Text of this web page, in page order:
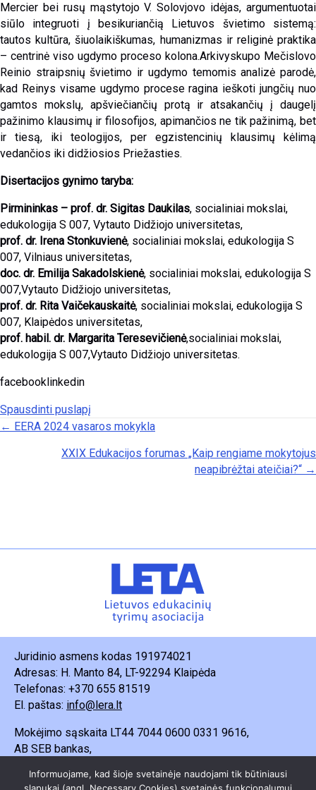
Mercier bei rusų mąstytojo V. Solovjovo idėjas, argumentuotai
siūlo integruoti į besikuriančią Lietuvos švietimo sistemą:
tautos kultūra, šiuolaikiškumas, humanizmas ir religinė praktika
– centrinė viso ugdymo proceso kolona.Arkivyskupo Mečislovo
Reinio straipsnių švietimo ir ugdymo temomis analizė parodė,
kad Reinys visame ugdymo procese ragina ieškoti jungčių nuo
gamtos mokslų, apšviečiančių protą ir atsakančių į daugelį
pažinimo klausimų ir filosofijos, apimančios ne tik pažinimą, bet
ir tiesą, iki teologijos, per egzistencinių klausimų kėlimą
vedančios iki didžiosios Priežasties.
Disertacijos gynimo taryba:
Pirmininkas – prof. dr. Sigitas Daukilas, socialiniai mokslai,
edukologija S 007, Vytauto Didžiojo universitetas,
prof. dr. Irena Stonkuvienė, socialiniai mokslai, edukologija S
007, Vilniaus universitetas,
doc. dr. Emilija Sakadolskienė, socialiniai mokslai, edukologija S
007,Vytauto Didžiojo universitetas,
prof. dr. Rita Vaičekauskaitė, socialiniai mokslai, edukologija S
007, Klaipėdos universitetas,
prof. habil. dr. Margarita Teresevičienė,socialiniai mokslai,
edukologija S 007,Vytauto Didžiojo universitetas.
facebooklinkedin
Spausdinti puslapį
Posts navigation
← EERA 2024 vasaros mokykla
XXIX Edukacijos forumas „Kaip rengiame mokytojus
neapibrėžtai ateičiai?“ →
Juridinio asmens kodas 191974021
Adresas: H. Manto 84, LT-92294 Klaipėda
Telefonas: +370 655 81519
El. paštas: info@lera.lt
Mokėjimo sąskaita LT44 7044 0600 0331 9616,
AB SEB bankas,
Informuojame, kad šioje svetainėje naudojami tik būtiniausi